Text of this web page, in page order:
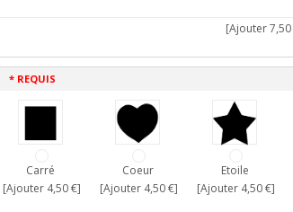
[Ajouter 7,50
* REQUIS
Carré
[Ajouter 4,50 €]
Coeur
[Ajouter 4,50 €]
Etoile
[Ajouter 4,50 €]